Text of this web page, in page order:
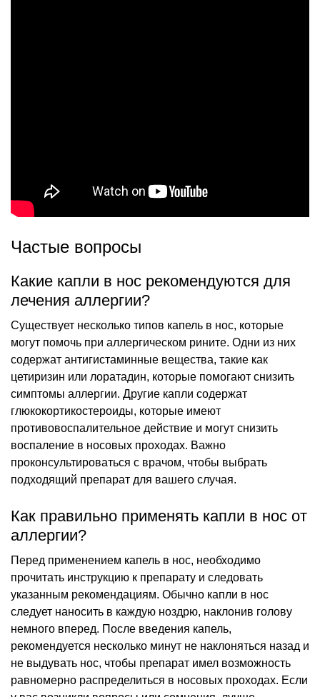
Частые вопросы
Какие капли в нос рекомендуются для
лечения аллергии?
Существует несколько типов капель в нос, которые
могут помочь при аллергическом рините. Одни из них
содержат антигистаминные вещества, такие как
цетиризин или лоратадин, которые помогают снизить
симптомы аллергии. Другие капли содержат
глюкокортикостероиды, которые имеют
противовоспалительное действие и могут снизить
воспаление в носовых проходах. Важно
проконсультироваться с врачом, чтобы выбрать
подходящий препарат для вашего случая.
Как правильно применять капли в нос от
аллергии?
Перед применением капель в нос, необходимо
прочитать инструкцию к препарату и следовать
указанным рекомендациям. Обычно капли в нос
следует наносить в каждую ноздрю, наклонив голову
немного вперед. После введения капель,
рекомендуется несколько минут не наклоняться назад и
не выдувать нос, чтобы препарат имел возможность
равномерно распределиться в носовых проходах. Если